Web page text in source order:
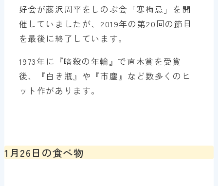
好会が藤沢周平をしのぶ会「寒梅忌」を開
催していましたが、2019年の第20回の節目
を最後に終了しています。
1973年に『暗殺の年輪』で直木賞を受賞
後、『白き瓶』や『市塵』など数多くのヒ
ット作があります。
1月26日の食べ物